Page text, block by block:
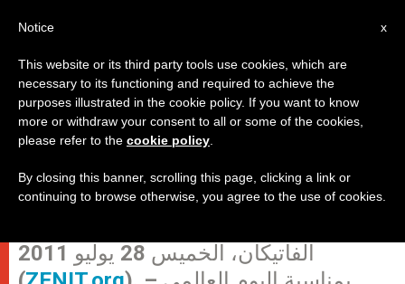
مدريد: ستّون شابًا من "الحرس
السويسري" سيستقبلون قداسة البابا
في يوم الشبيبة العالمي
الفاتيكان، الخميس 28 يوليو 2011
x
Notice
This website or its third party tools use cookies, which are
necessary to its functioning and required to achieve the
purposes illustrated in the cookie policy. If you want to know
more or withdraw your consent to all or some of the cookies,
please refer to the cookie policy
By closing this banner, scrolling this page, clicking a link or
continuing to browse otherwise, you agree to the use of cookies.